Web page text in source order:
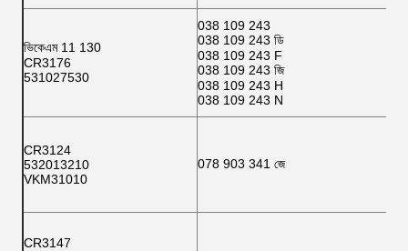
ভিকেএম 11 130
CR3176
531027530
038 109 243
038 109 243 ডি
038 109 243 F
038 109 243 জি
038 109 243 H
038 109 243 N
CR3124
532013210
VKM31010
078 903 341 জে
CR3147